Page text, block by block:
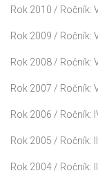
Rok 2010 / Ročník:
Rok 2009 / Ročník:
Rok 2008 / Ročník:
Rok 2007 / Ročník:
Rok 2006 / Ročník:
Rok 2005 / Ročník: III
Rok 2004 / Ročník: II